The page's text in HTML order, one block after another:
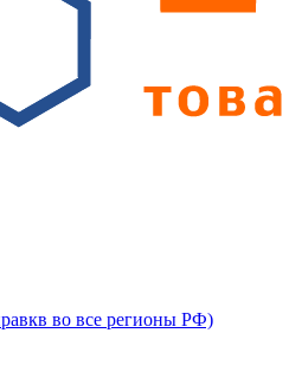
во все регионы РФ)